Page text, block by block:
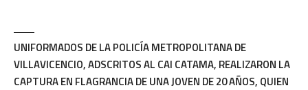
UNIFORMADOS DE LA POLICÍA METROPOLITANA DE
VILLAVICENCIO, ADSCRITOS AL CAI CATAMA, REALIZARON LA
CAPTURA EN FLAGRANCIA DE UNA JOVEN DE 20 AÑOS, QUIEN